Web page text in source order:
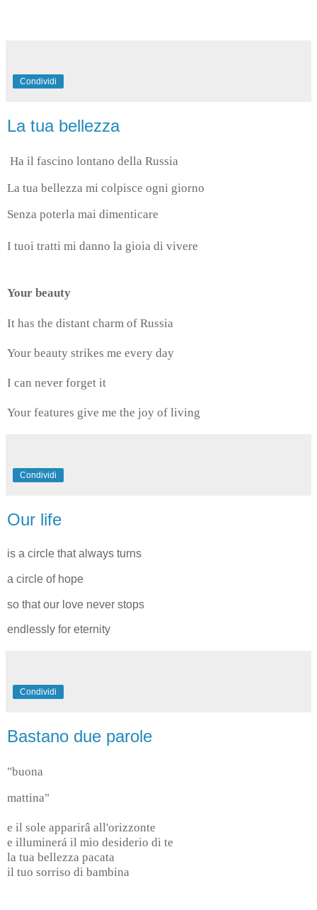
Condividi
La tua bellezza
Ha il fascino lontano della Russia
La tua bellezza mi colpisce ogni giorno
Senza poterla mai dimenticare
I tuoi tratti mi danno la gioia di vivere
Your beauty
It has the distant charm of Russia
Your beauty strikes me every day
I can never forget it
Your features give me the joy of living
Condividi
Our life
is a circle that always turns
a circle of hope
so that our love never stops
endlessly for eternity
Condividi
Bastano due parole
"buona
mattina"
e il sole apparirâ all'orizzonte
e illuminerá il mio desiderio di te
la tua bellezza pacata
il tuo sorriso di bambina